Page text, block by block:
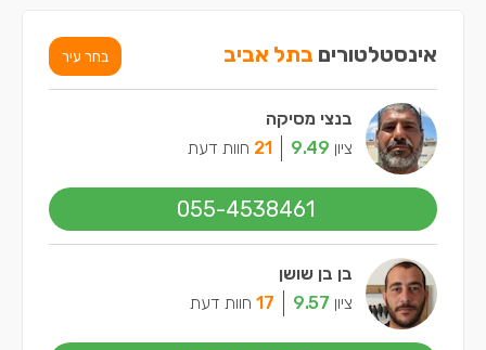
אינסטלטורים בתל אביב בחר עיר
בנצי מסיקה
ציון 9.49
21 חוות דעת
055-4538461
בן בן שושן
ציון 9.57
17 חוות דעת